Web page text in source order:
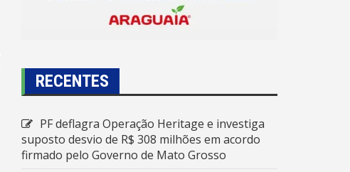
RECENTES
PF deflagra Operação Heritage e investiga
suposto desvio de R$ 308 milhões em acordo
firmado pelo Governo de Mato Grosso